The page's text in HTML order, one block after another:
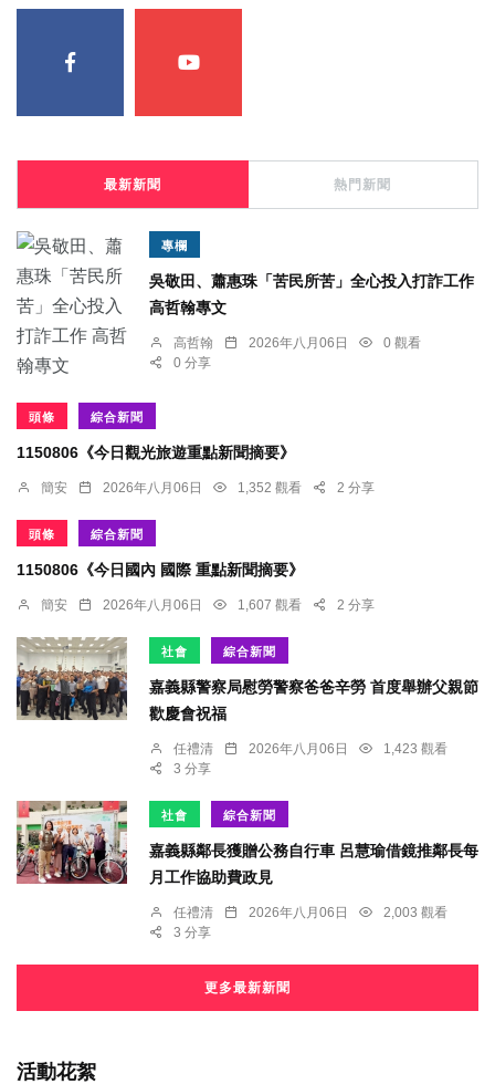
最新新聞 熱門新聞
專欄
吳敬田、蕭惠珠「苦民所苦」全心投入打詐工作
高哲翰專文
高哲翰 2026年八月06日
0 觀看
0 分享
頭條 綜合新聞
1150806《今日觀光旅遊重點新聞摘要》
簡安 2026年八月06日 1,352 觀看 2 分享
頭條 綜合新聞
1150806《今日國內 國際 重點新聞摘要》
簡安 2026年八月06日 1,607 觀看 2 分享
社會 綜合新聞
嘉義縣警察局慰勞警察爸爸辛勞 首度舉辦父親節
歡慶會祝福
任禮清 2026年八月06日
1,423 觀看
3 分享
社會 綜合新聞
嘉義縣鄰長獲贈公務自行車 呂慧瑜借鏡推鄰長每
月工作協助費政見
任禮清 2026年八月06日
2,003 觀看
3 分享
更多最新新聞
活動花絮